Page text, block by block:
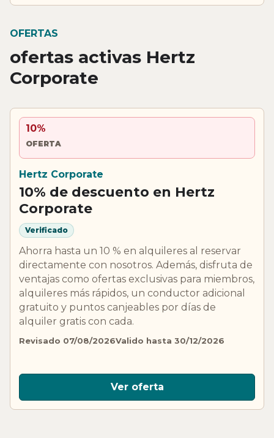
OFERTAS
ofertas activas Hertz
Corporate
10%
OFERTA
Hertz Corporate
10% de descuento en Hertz
Corporate
Verificado
Ahorra hasta un 10 % en alquileres al reservar
directamente con nosotros. Además, disfruta de
ventajas como ofertas exclusivas para miembros,
alquileres más rápidos, un conductor adicional
gratuito y puntos canjeables por días de
alquiler gratis con cada.
Revisado 07/08/2026Valido hasta 30/12/2026
Ver oferta